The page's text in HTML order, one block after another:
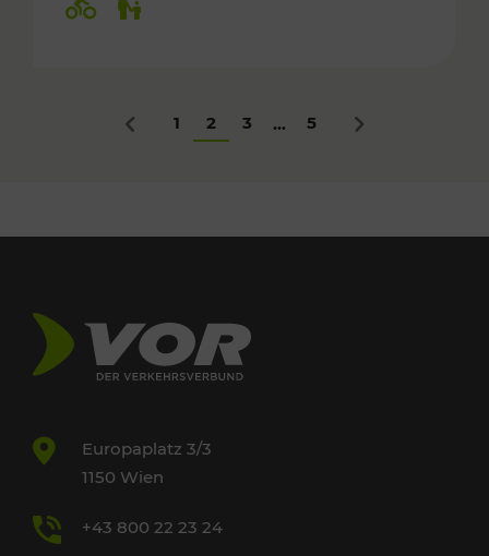
Zurück
1 2 3 ... 5 Nächstes
Europaplatz 3/3
1150 Wien
+43 800 22 23 24